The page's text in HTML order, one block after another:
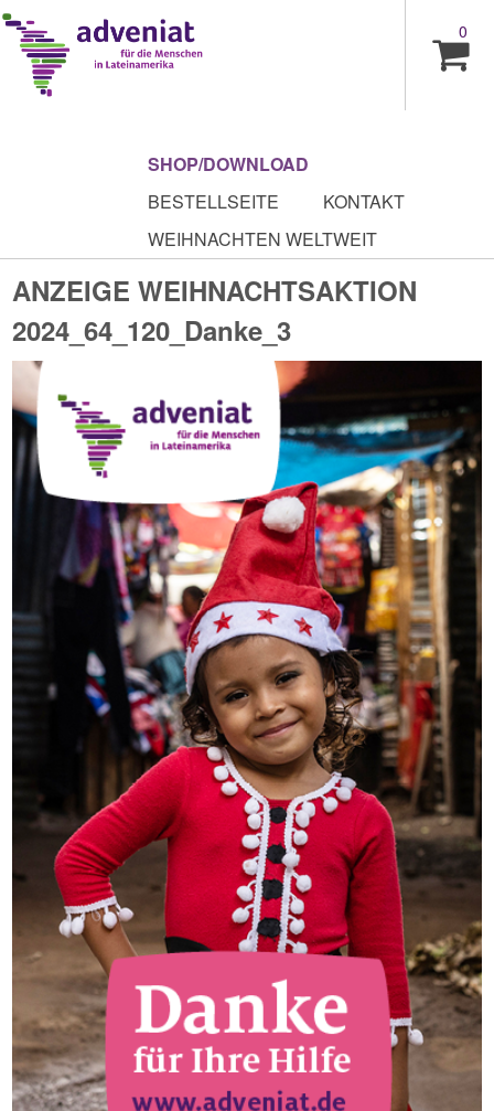
0
SHOP/DOWNLOAD
BESTELLSEITE
KONTAKT
WEIHNACHTEN WELTWEIT
ANZEIGE WEIHNACHTSAKTION
2024_64_120_Danke_3